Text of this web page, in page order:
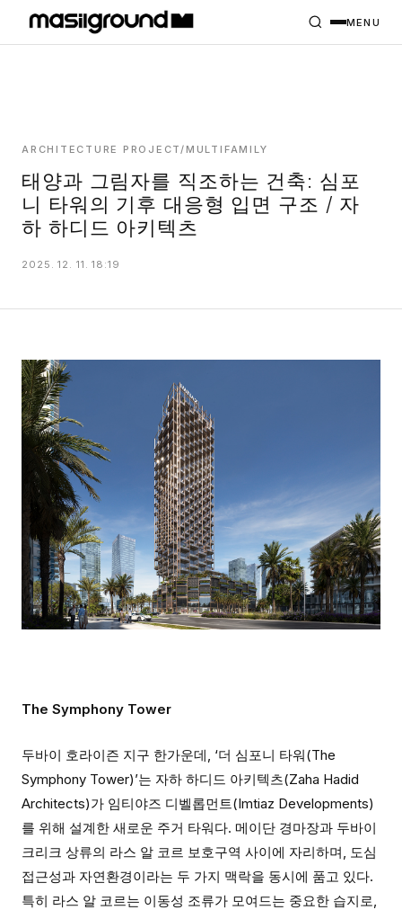
PROJECTS
MASILWIDE
MENU
ARCHITECTURE PROJECT/MULTIFAMILY
태양과 그림자를 직조하는 건축: 심포
니 타워의 기후 대응형 입면 구조 / 자
하 하디드 아키텍츠
2025. 12. 11. 18:19
The Symphony Tower
두바이 호라이즌 지구 한가운데, ‘더 심포니 타워(The
Symphony Tower)’는 자하 하디드 아키텍츠(Zaha Hadid
Architects)가 임티야즈 디벨롭먼트(Imtiaz Developments)
를 위해 설계한 새로운 주거 타워다. 메이단 경마장과 두바이
크리크 상류의 라스 알 코르 보호구역 사이에 자리하며, 도심
접근성과 자연환경이라는 두 가지 맥락을 동시에 품고 있다.
특히 라스 알 코르는 이동성 조류가 모여드는 중요한 습지로,